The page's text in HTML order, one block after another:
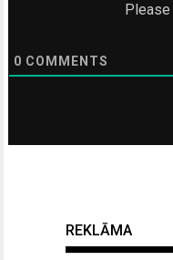
0 COMMENTS
REKLĀMA